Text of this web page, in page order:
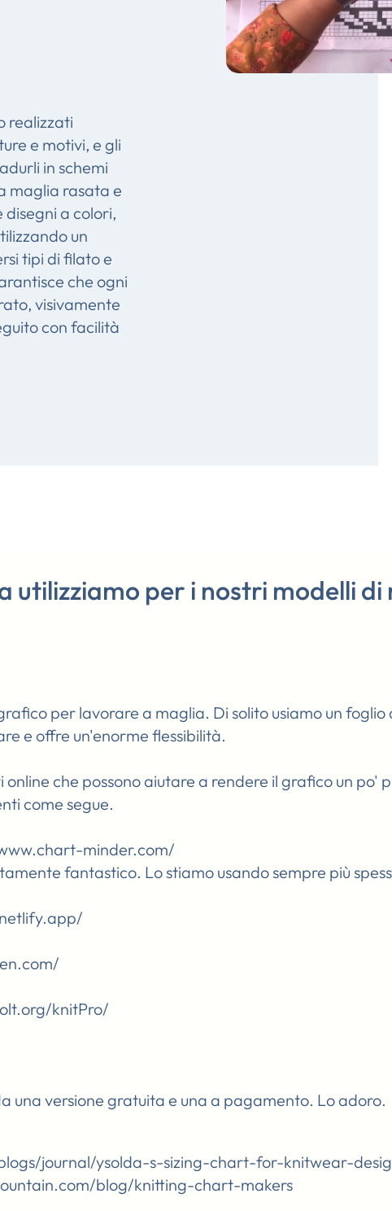
realizzati
e motivi, e gli
in schemi
maglia rasata e
a colori,
un
tipi di filato e
che ogni
visivamente
con facilità
utilizziamo per i nostri modelli di
per lavorare a maglia. Di solito usiamo un
e offre un'enorme flessibilità.
online che possono aiutare a rendere il grafico un po'
come segue.
minder.com/
fantastico. Lo stiamo usando sempre più
knitPro/
una versione gratuita e una a pagamento. Lo adoro.
journal/ysolda-s-sizing-chart-for-knitwear-
blog/knitting-chart-makers